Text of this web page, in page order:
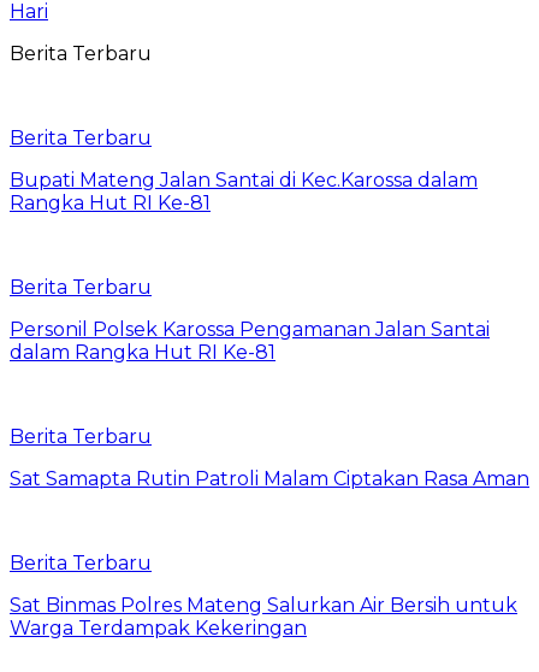
Hari
Berita Terbaru
Berita Terbaru
Bupati Mateng Jalan Santai di Kec.Karossa dalam
Rangka Hut RI Ke-81
Berita Terbaru
Personil Polsek Karossa Pengamanan Jalan Santai
dalam Rangka Hut RI Ke-81
Berita Terbaru
Sat Samapta Rutin Patroli Malam Ciptakan Rasa Aman
Berita Terbaru
Sat Binmas Polres Mateng Salurkan Air Bersih untuk
Warga Terdampak Kekeringan